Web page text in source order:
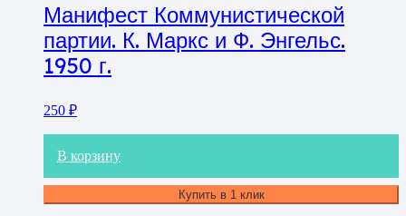
Манифест Коммунистической
партии. К. Маркс и Ф. Энгельс.
1950 г.
250 ₽
В корзину
Купить в 1 клик